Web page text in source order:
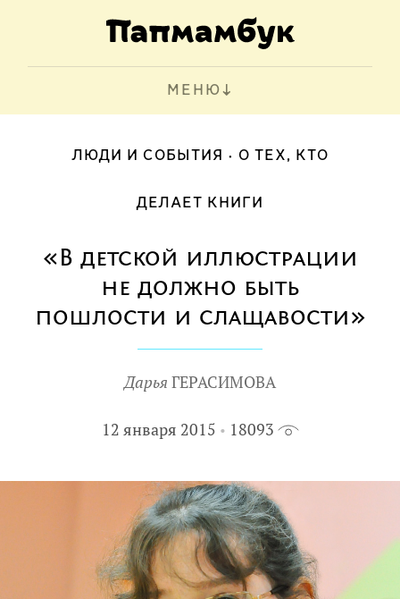
МЕНЮ
ЛЮДИ И СОБЫТИЯ О ТЕХ, КТО
ДЕЛАЕТ КНИГИ
«В детской иллюстрации
не должно быть
пошлости и слащавости»
Дарья ГЕРАСИМОВА
12 января 2015 18093